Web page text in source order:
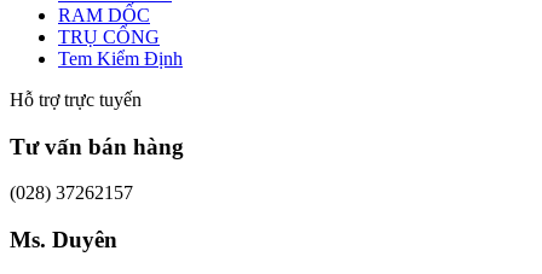
RAM DỐC
TRỤ CỔNG
Tem Kiểm Định
Hỗ trợ trực tuyến
Tư vấn bán hàng
(028) 37262157
Ms. Duyên